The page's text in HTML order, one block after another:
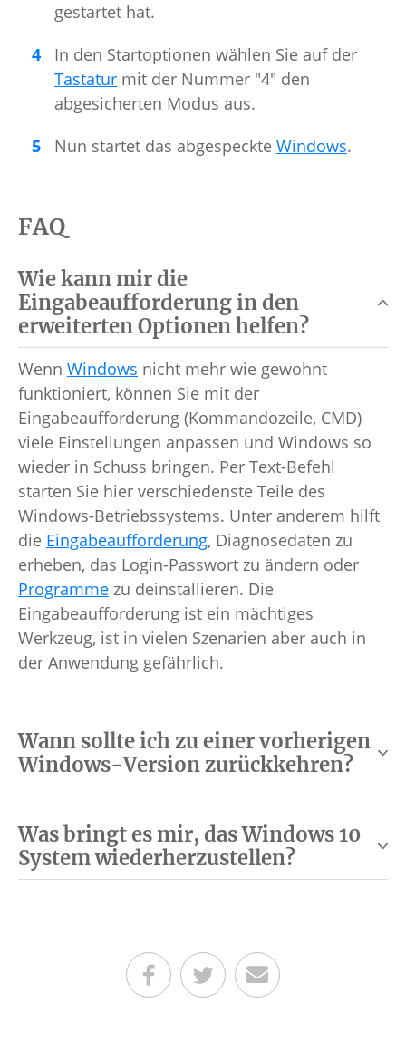
gestartet hat.
In den Startoptionen wählen Sie auf der
Tastatur mit der Nummer "4" den
abgesicherten Modus aus.
Nun startet das abgespeckte Windows.
FAQ
Wie kann mir die
Eingabeaufforderung in den
erweiterten Optionen helfen?
Wenn Windows nicht mehr wie gewohnt
funktioniert, können Sie mit der
Eingabeaufforderung (Kommandozeile, CMD)
viele Einstellungen anpassen und Windows so
wieder in Schuss bringen. Per Text-Befehl
starten Sie hier verschiedenste Teile des
Windows-Betriebssystems. Unter anderem hilft
die Eingabeaufforderung, Diagnosedaten zu
erheben, das Login-Passwort zu ändern oder
Programme zu deinstallieren. Die
Eingabeaufforderung ist ein mächtiges
Werkzeug, ist in vielen Szenarien aber auch in
der Anwendung gefährlich.
Wann sollte ich zu einer vorherigen
Windows-Version zurückkehren?
Was bringt es mir, das Windows 10
System wiederherzustellen?
Teilen auf Facebook
Teilen auf Twitter
Per E-Mail senden